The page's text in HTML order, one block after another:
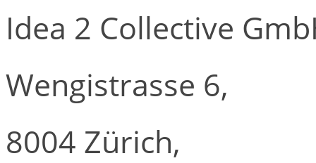
Idea 2 Collective
Wengistrasse 6,
8004 Zürich,